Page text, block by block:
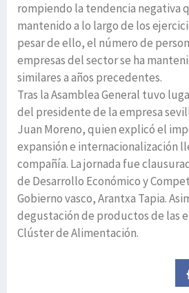
rompiendo la tendencia negativa
mantenido a lo largo de los
pesar de ello, el número de
empresas del sector se ha
similares a años precedentes.
Tras la Asamblea General tuvo
del presidente de la empresa
Juan Moreno, quien explicó el
expansión e internacionalización
compañía. La jornada fue
de Desarrollo Económico y
Gobierno vasco, Arantxa Tapia.
degustación de productos de las
Clúster de Alimentación.